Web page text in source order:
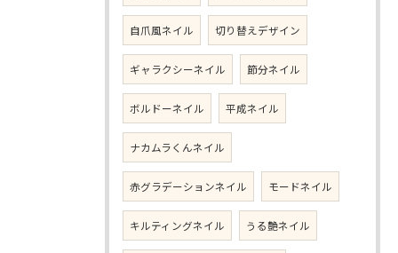
自爪風ネイル 切り替えデザイン
ギャラクシーネイル 節分ネイル
ボルドーネイル 平成ネイル
ナカムラくんネイル
赤グラデーションネイル モードネイル
キルティングネイル うる艶ネイル